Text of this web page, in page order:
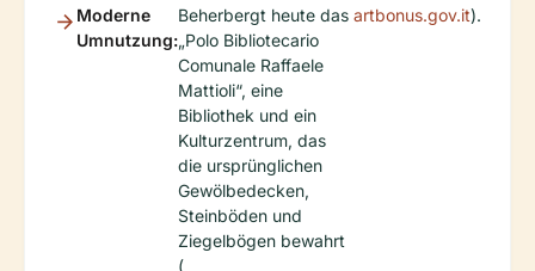
Moderne
Umnutzung:
Beherbergt heute das
„Polo Bibliotecario
Comunale Raffaele
Mattioli“, eine
Bibliothek und ein
Kulturzentrum, das
die ursprünglichen
Gewölbedecken,
Steinböden und
Ziegelbögen bewahrt
(
artbonus.gov.it).